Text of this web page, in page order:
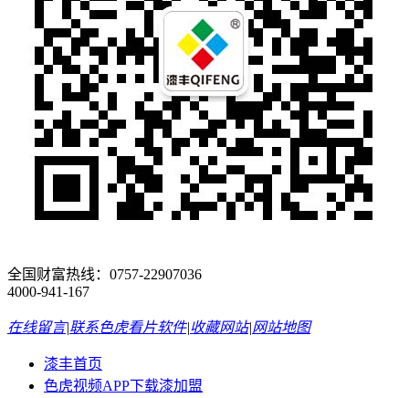
全国财富热线： 0757-22907036
4000-941-167
在线留言|联系色虎看片软件|收藏网站|网站地图
漆丰首页
色虎视频APP下载漆加盟